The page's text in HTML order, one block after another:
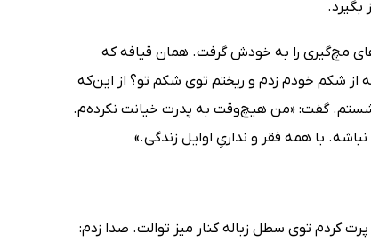
بگیرد.
مچ‌گیرى را به خودش گرفت. همان قیافه که
از شکم خودم زدم و ریختم توى شکم تو؟ از این‌که
شستم. گفت: «من هیچ‌وقت به پدرت خیانت نکرده‌م.
با همه فقر و ندارىِ اوایل زندگى.»
کردم توى سطل زباله کنار میز توالت. صدا زدم: